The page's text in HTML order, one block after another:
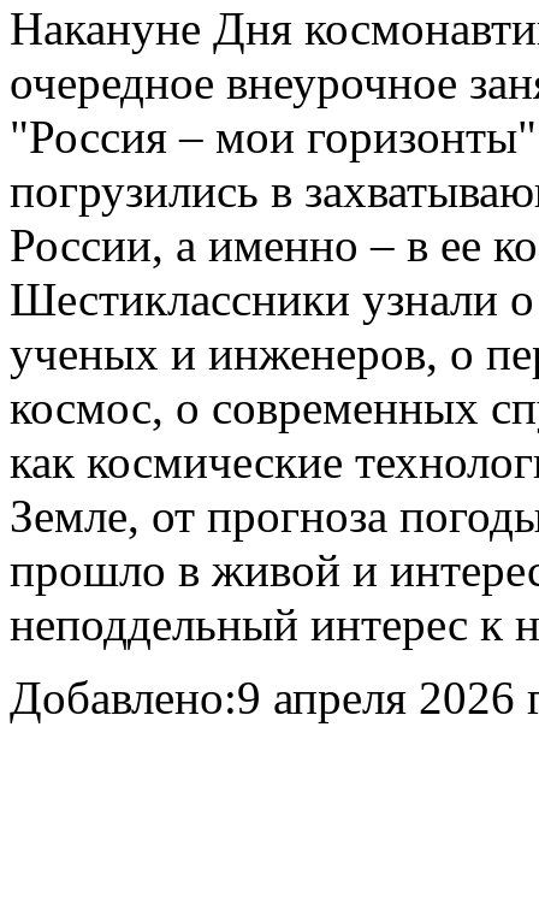
Накануне Дня
очередное внеурочное
"Россия – мои
погрузились в
России, а именно – в ее
Шестиклассники узнали
ученых и инженеров, о
космос, о современных
как космические
Земле, от прогноза
прошло в живой и
неподдельный интерес к
Добавлено:9 апреля 2026